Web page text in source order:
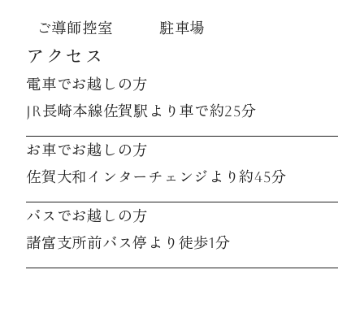
ご導師控室 駐車場
アクセス
電車でお越しの方
JR長崎本線佐賀駅より車で約25分
お車でお越しの方
佐賀大和インターチェンジより約45分
バスでお越しの方
諸富支所前バス停より徒歩1分